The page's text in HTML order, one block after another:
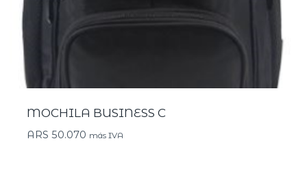
MOCHILA BUSINESS C
ARS 50.070 más IVA